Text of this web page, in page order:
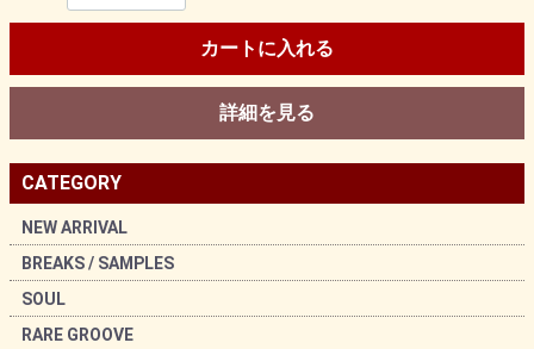
CATEGORY
NEW ARRIVAL
BREAKS / SAMPLES
SOUL
RARE GROOVE
カートに入れる
詳細を見る